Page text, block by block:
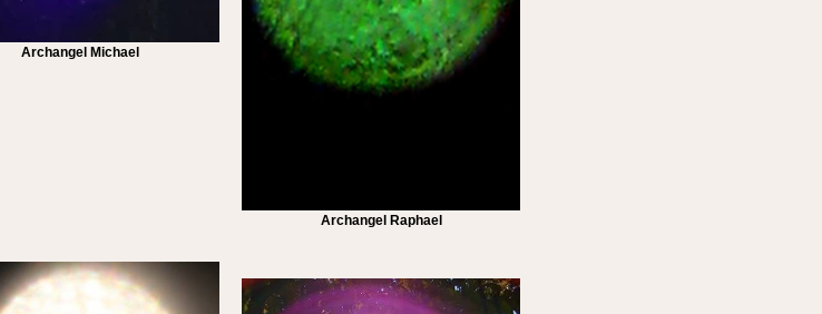
Archangel Michael
Archangel Raphael